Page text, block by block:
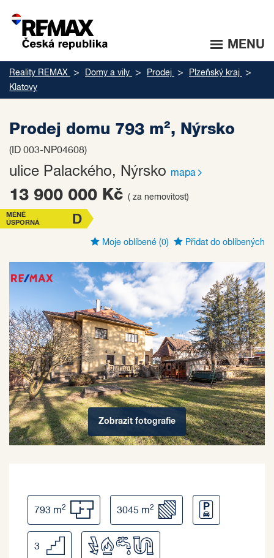
MENU
Reality REMAX Domy a vily Prodej
Plzeňský kraj
Klatovy
Prodej domu 793 m², Nýrsko
(ID 003-NP04608)
ulice Palackého, Nýrsko mapa
13 900 000 Kč ( za nemovitost)
D
MÉNĚ
ÚSPORNÁ
Moje oblíbené (0) Přidat do oblíbených
Zobrazit fotografie
793 m2 3045 m2
3